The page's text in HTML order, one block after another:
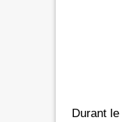
Durant